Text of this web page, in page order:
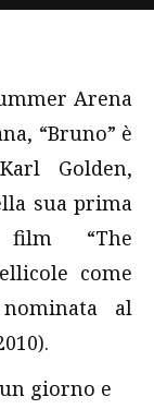
Arena
“Bruno” è
Golden,
sua prima
“The
come
al
giorno e